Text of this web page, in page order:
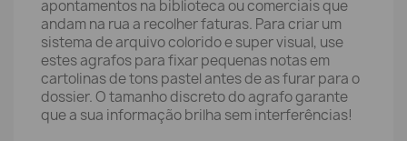
apontamentos na biblioteca ou comerciais que
andam na rua a recolher faturas. Para criar um
sistema de arquivo colorido e super visual, use
estes agrafos para fixar pequenas notas em
cartolinas de tons pastel antes de as furar para o
dossier. O tamanho discreto do agrafo garante
que a sua informação brilha sem interferências!